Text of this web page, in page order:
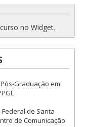
no Widget.
Graduação em
de Santa
de Comunicação